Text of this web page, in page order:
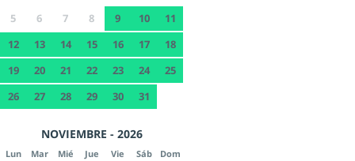
5
6 7 8 9 10
11
12
13 14 15 16 17
18
19
20 21 22 23 24
25
26
27 28 29 30 31
NOVIEMBRE - 2026
Lun Mar Mié Jue Vie Sáb Dom